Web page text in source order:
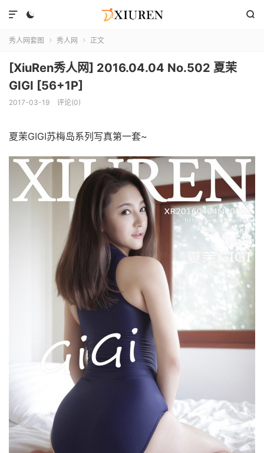
 

秀人网套图  秀人网  正文
[XiuRen秀人网] 2016.04.04 No.502 夏茉
GIGI [56+1P]
2017-03-19 评论(0)
夏茉GIGI苏梅岛系列写真第一套~